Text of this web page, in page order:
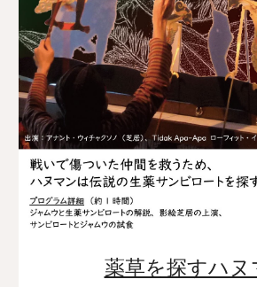
薬草を探すハヌ